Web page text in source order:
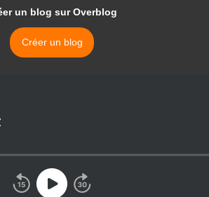
un blog sur Overblog
Créer un blog